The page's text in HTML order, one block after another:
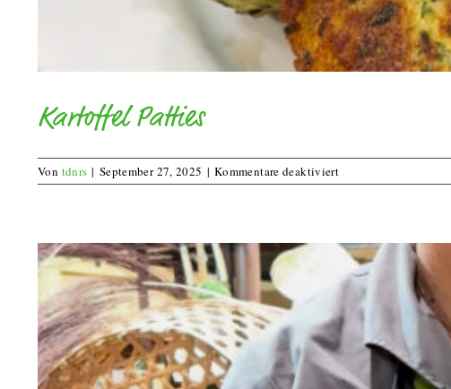
Kartoffel Patties
Von tdnrs | September 27, 2025 | Kommentare deaktiviertfür
Kartoffel